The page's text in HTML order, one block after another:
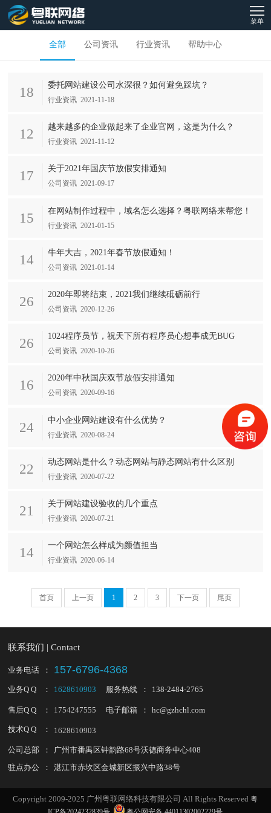
菜单
全部 公司资讯 行业资讯 帮助中心
18 委托网站建设公司水深很？如何避免踩坑？
行业资讯 2021-11-18
12 越来越多的企业做起来了企业官网，这是为什么？
行业资讯 2021-11-12
17 关于2021年国庆节放假安排通知
公司资讯 2021-09-17
15 在网站制作过程中，域名怎么选择？粤联网络来帮您！
行业资讯 2021-01-15
14 牛年大吉，2021年春节放假通知！
公司资讯 2021-01-14
26 2020年即将结束，2021我们继续砥砺前行
公司资讯 2020-12-26
26 1024程序员节，祝天下所有程序员心想事成无BUG
公司资讯 2020-10-26
16 2020年中秋国庆双节放假安排通知
公司资讯 2020-09-16
24 中小企业网站建设有什么优势？
行业资讯 2020-08-24
22 动态网站是什么？动态网站与静态网站有什么区别
行业资讯 2020-07-22
21 关于网站建设验收的几个重点
行业资讯 2020-07-21
14 一个网站怎么样成为颜值担当
行业资讯 2020-06-14
首页 上一页 1 2 3 下一页 尾页
联系我们 | Contact
业务电话 ： 157-6796-4368
业务Q Q ： 1628610903 服务热线 ： 138-2484-2765
售后Q Q ： 1754247555 电子邮箱 ： hc@gzhchl.com
技术Q Q ： 1628610903
公司总部 ：
广州市番禺区钟韵路68号沃德商务中心408
驻点办公
： 湛江市赤坎区金城新区振兴中路38号
Copyright 2009-2025 广州粤联网络科技有限公司 All Rights Reserved粤